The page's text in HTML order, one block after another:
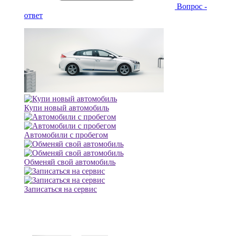
Вопрос -
ответ
Купи новый автомобиль
Автомобили с пробегом
Обменяй свой автомобиль
Записаться на сервис